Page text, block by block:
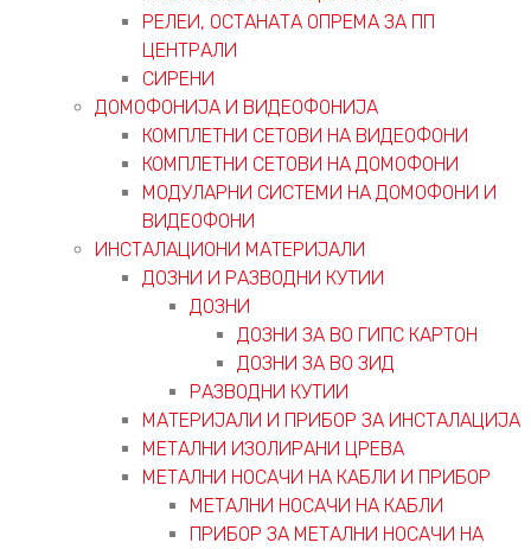
РЕЛЕИ, ОСТАНАТА ОПРЕМА ЗА ПП
ЦЕНТРАЛИ
СИРЕНИ
ДОМОФОНИЈА И ВИДЕОФОНИЈА
КОМПЛЕТНИ СЕТОВИ НА ВИДЕОФОНИ
КОМПЛЕТНИ СЕТОВИ НА ДОМОФОНИ
МОДУЛАРНИ СИСТЕМИ НА ДОМОФОНИ И
ВИДЕОФОНИ
ИНСТАЛАЦИОНИ МАТЕРИЈАЛИ
ДОЗНИ И РАЗВОДНИ КУТИИ
ДОЗНИ
ДОЗНИ ЗА ВО ГИПС КАРТОН
ДОЗНИ ЗА ВО ЗИД
РАЗВОДНИ КУТИИ
МАТЕРИЈАЛИ И ПРИБОР ЗА ИНСТАЛАЦИЈА
МЕТАЛНИ ИЗОЛИРАНИ ЦРЕВА
МЕТАЛНИ НОСАЧИ НА КАБЛИ И ПРИБОР
МЕТАЛНИ НОСАЧИ НА КАБЛИ
ПРИБОР ЗА МЕТАЛНИ НОСАЧИ НА